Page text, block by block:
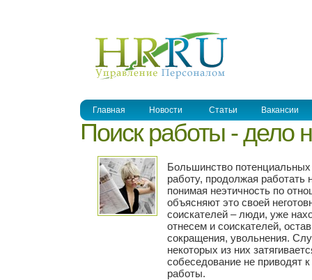
Главная Новости Статьи Вакансии
Поиск работы - дело
Большинство
работу, продолжая работать
понимая неэтичность по
объясняют это своей
соискателей – люди, уже
отнесем и соискателей,
сокращения, увольнения.
некоторых из них
собеседование не приводят
работы.